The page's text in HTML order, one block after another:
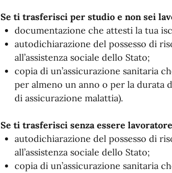
Se ti trasferisci per studio e non sei
documentazione che attesti la tua
autodichiarazione del possesso di
all’assistenza sociale dello Stato;
copia di un’assicurazione sanitaria
per almeno un anno o per la durata
di assicurazione malattia).
Se ti trasferisci senza essere
autodichiarazione del possesso di
all’assistenza sociale dello Stato;
copia di un’assicurazione sanitaria